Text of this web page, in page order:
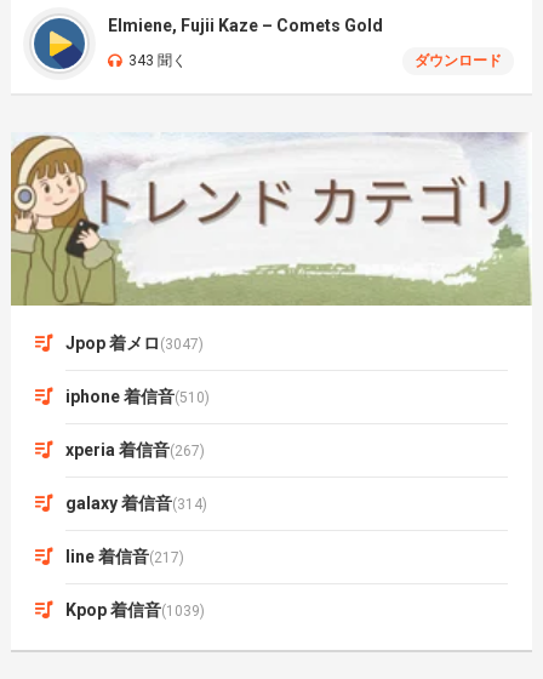
Elmiene, Fujii Kaze – Comets Gold
343 聞く ダウンロード
Jpop 着メロ (3047)
iphone 着信音(510)
xperia 着信音(267)
galaxy 着信音(314)
line 着信音(217)
Kpop 着信音(1039)